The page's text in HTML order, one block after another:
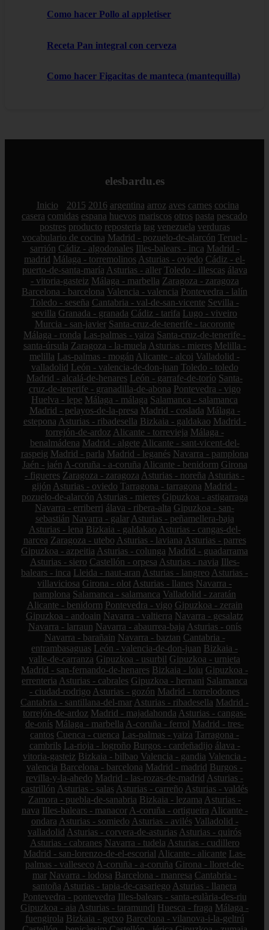
Como hacer Pollo al appletiser
Receta Pan integral con cerveza
Como hacer Figacitas de manteca (mantequilla)
elesbardu.es
Inicio 2015 2016 argentina arroz aves carnes cocina
casera comidas espana huevos mariscos otros pasta pescado
postres producto reposteria tag venezuela verduras
vocabulario de cocina Madrid - pozuelo-de-alarcón Teruel -
sarrión Cádiz - algodonales Illes-balears - inca Madrid -
madrid Málaga - torremolinos Asturias - oviedo Cádiz - el-
puerto-de-santa-maría Asturias - aller Toledo - illescas álava
- vitoria-gasteiz Málaga - marbella Zaragoza - zaragoza
Barcelona - barcelona Valencia - valencia Pontevedra - lalín
Toledo - seseña Cantabria - val-de-san-vicente Sevilla -
sevilla Granada - granada Cádiz - tarifa Lugo - viveiro
Murcia - san-javier Santa-cruz-de-tenerife - tacoronte
Málaga - ronda Las-palmas - yaiza Santa-cruz-de-tenerife -
santa-úrsula Zaragoza - la-muela Asturias - mieres Melilla -
melilla Las-palmas - mogán Alicante - alcoi Valladolid -
valladolid León - valencia-de-don-juan Toledo - toledo
Madrid - alcalá-de-henares León - garrafe-de-torío Santa-
cruz-de-tenerife - granadilla-de-abona Pontevedra - vigo
Huelva - lepe Málaga - málaga Salamanca - salamanca
Madrid - pelayos-de-la-presa Madrid - coslada Málaga -
estepona Asturias - ribadesella Bizkaia - galdakao Madrid -
torrejón-de-ardoz Alicante - torrevieja Málaga -
benalmádena Madrid - algete Alicante - sant-vicent-del-
raspeig Madrid - parla Madrid - leganés Navarra - pamplona
Jaén - jaén A-coruña - a-coruña Alicante - benidorm Girona
- figueres Zaragoza - zaragoza Asturias - noreña Asturias -
gijón Asturias - oviedo Tarragona - tarragona Madrid -
pozuelo-de-alarcón Asturias - mieres Gipuzkoa - astigarraga
Navarra - erriberri álava - ribera-alta Gipuzkoa - san-
sebastián Navarra - galar Asturias - peñamellera-baja
Asturias - lena Bizkaia - galdakao Asturias - cangas-del-
narcea Zaragoza - utebo Asturias - laviana Asturias - parres
Gipuzkoa - azpeitia Asturias - colunga Madrid - guadarrama
Asturias - siero Castellón - orpesa Asturias - navia Illes-
balears - inca Lleida - naut-aran Asturias - langreo Asturias -
villaviciosa Girona - olot Asturias - llanes Navarra -
pamplona Salamanca - salamanca Valladolid - zaratán
Alicante - benidorm Pontevedra - vigo Gipuzkoa - zerain
Gipuzkoa - andoain Navarra - valtierra Navarra - gesalatz
Navarra - larraun Navarra - abaurrea-baja Asturias - onís
Navarra - barañain Navarra - baztan Cantabria -
entrambasaguas León - valencia-de-don-juan Bizkaia -
valle-de-carranza Gipuzkoa - usurbil Gipuzkoa - urnieta
Madrid - san-fernando-de-henares Bizkaia - loiu Gipuzkoa -
errenteria Asturias - cabrales Gipuzkoa - hernani Salamanca
- ciudad-rodrigo Asturias - gozón Madrid - torrelodones
Cantabria - santillana-del-mar Asturias - ribadesella Madrid -
torrejón-de-ardoz Madrid - majadahonda Asturias - cangas-
de-onís Málaga - marbella A-coruña - ferrol Madrid - tres-
cantos Cuenca - cuenca Las-palmas - yaiza Tarragona -
cambrils La-rioja - logroño Burgos - cardeñadijo álava -
vitoria-gasteiz Bizkaia - bilbao Valencia - gandia Valencia -
valencia Barcelona - barcelona Madrid - madrid Burgos -
revilla-y-la-ahedo Madrid - las-rozas-de-madrid Asturias -
castrillón Asturias - salas Asturias - carreño Asturias - valdés
Zamora - puebla-de-sanabria Bizkaia - lezama Asturias -
nava Illes-balears - manacor A-coruña - ortigueira Alicante -
ondara Asturias - somiedo Asturias - avilés Valladolid -
valladolid Asturias - corvera-de-asturias Asturias - quirós
Asturias - cabranes Navarra - tudela Asturias - cudillero
Madrid - san-lorenzo-de-el-escorial Alicante - alicante Las-
palmas - valleseco A-coruña - a-coruña Girona - lloret-de-
mar Navarra - lodosa Barcelona - manresa Cantabria -
santoña Asturias - tapia-de-casariego Asturias - llanera
Pontevedra - pontevedra Illes-balears - santa-eulària-des-riu
Gipuzkoa - aia Asturias - taramundi Huesca - fraga Málaga -
fuengirola Bizkaia - getxo Barcelona - vilanova-i-la-geltrú